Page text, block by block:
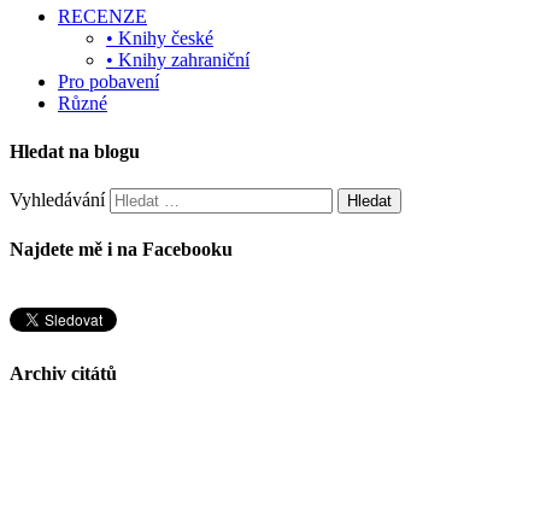
RECENZE
• Knihy české
• Knihy zahraniční
Pro pobavení
Různé
Hledat na blogu
Vyhledávání
Najdete mě i na Facebooku
Archiv citátů